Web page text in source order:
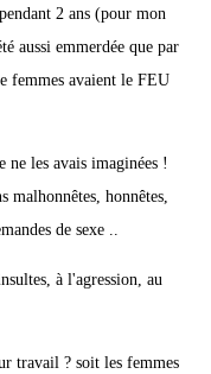
2 ans (pour mon
aussi emmerdée que par
femmes avaient le FEU
ne les avais imaginées !
malhonnêtes, honnêtes,
de sexe ..
à l'agression, au
travail ? soit les femmes